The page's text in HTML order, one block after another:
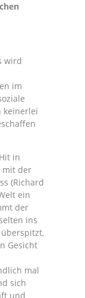
wird
im
keinerlei
in
mit der
(Richard
ein
der
ins
Gesicht
mal
sich
und